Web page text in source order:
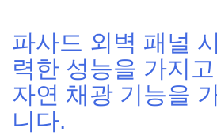
파사드 외벽 패널
력한 성능을 가지
자연 채광 기능을
니다.